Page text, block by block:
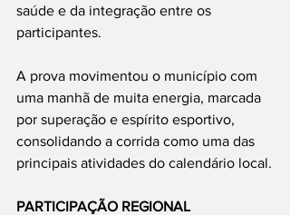
saúde e da integração entre os
participantes.
A prova movimentou o município com
uma manhã de muita energia, marcada
por superação e espírito esportivo,
consolidando a corrida como uma das
principais atividades do calendário local.
PARTICIPAÇÃO REGIONAL